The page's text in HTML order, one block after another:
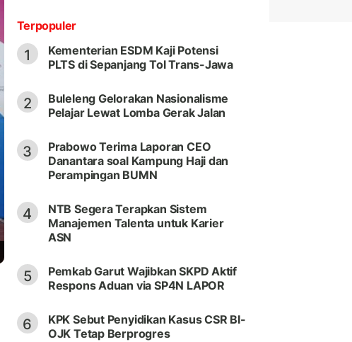
Terpopuler
1
Kementerian ESDM Kaji Potensi
PLTS di Sepanjang Tol Trans-Jawa
2
Buleleng Gelorakan Nasionalisme
Pelajar Lewat Lomba Gerak Jalan
3
Prabowo Terima Laporan CEO
Danantara soal Kampung Haji dan
Perampingan BUMN
4
NTB Segera Terapkan Sistem
Manajemen Talenta untuk Karier
ASN
5
Pemkab Garut Wajibkan SKPD Aktif
Respons Aduan via SP4N LAPOR
6
KPK Sebut Penyidikan Kasus CSR BI-
OJK Tetap Berprogres